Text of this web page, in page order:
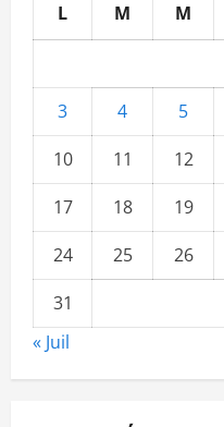
L M M
3
4 5
10
11 12
17
18 19
24
25 26
31
« Juil